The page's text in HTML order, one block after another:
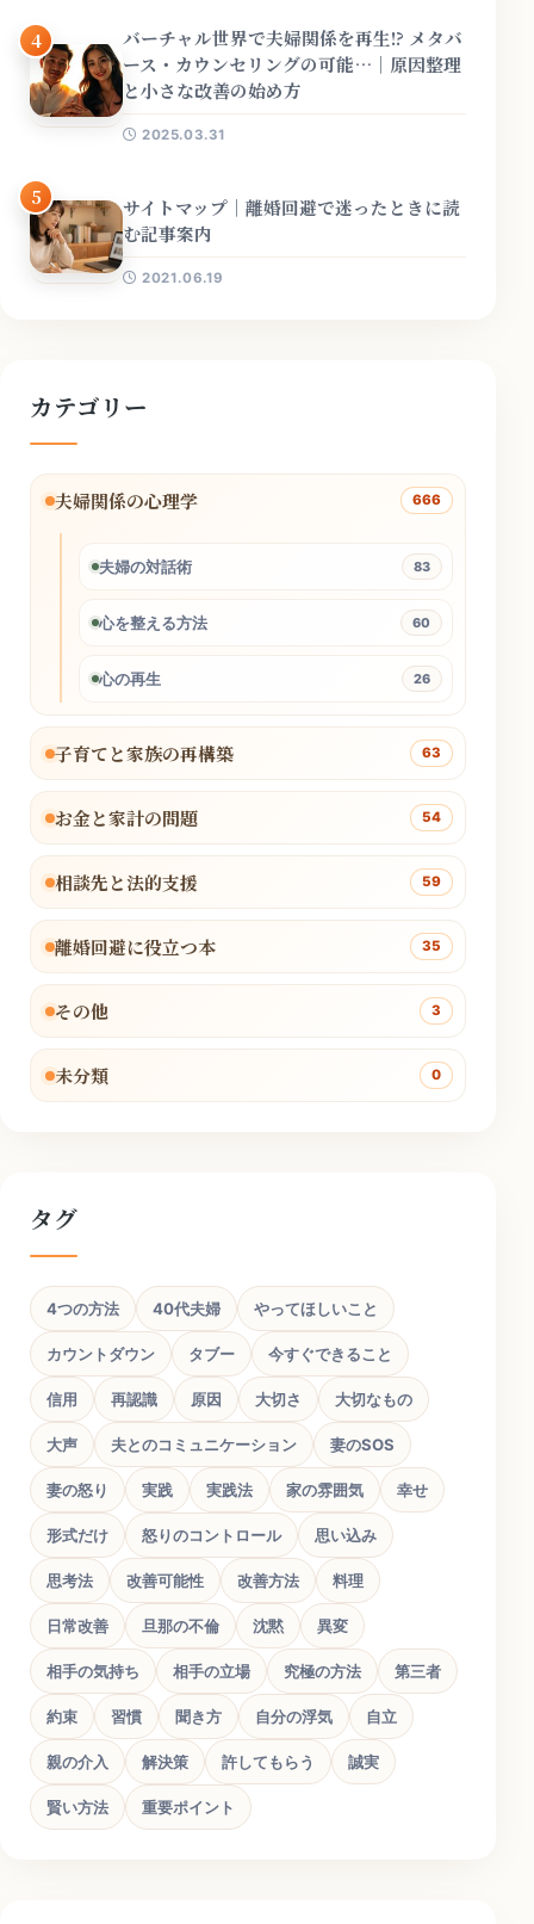
4
バーチャル世界で夫婦関係を再生!? メタバ
ース・カウンセリングの可能…｜原因整理
と小さな改善の始め方
2025.03.31
5
サイトマップ｜離婚回避で迷ったときに読
む記事案内
2021.06.19
カテゴリー
夫婦関係の心理学 666
夫婦の対話術 83
心を整える方法 60
心の再生 26
子育てと家族の再構築 63
お金と家計の問題 54
相談先と法的支援 59
離婚回避に役立つ本 35
その他 3
未分類 0
タグ
4つの方法 40代夫婦 やってほしいこと
カウントダウン タブー 今すぐできること
信用 再認識 原因 大切さ 大切なもの
大声 夫とのコミュニケーション 妻のSOS
妻の怒り 実践 実践法 家の雰囲気 幸せ
形式だけ 怒りのコントロール 思い込み
思考法 改善可能性 改善方法 料理
日常改善 旦那の不倫 沈黙 異変
相手の気持ち 相手の立場 究極の方法 第三者
約束 習慣 聞き方 自分の浮気 自立
親の介入 解決策 許してもらう 誠実
賢い方法 重要ポイント